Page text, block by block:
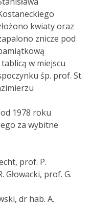
kwiaty oraz
znicze pod
tablicą w miejscu
śp. prof. St.
1978 roku
za wybitne
prof. P.
Głowacki, prof. G.
dr hab. A.